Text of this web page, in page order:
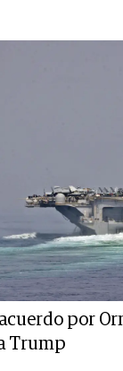
por
Trump